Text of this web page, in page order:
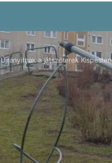
Újranyitnak a játszóterek Kispesten